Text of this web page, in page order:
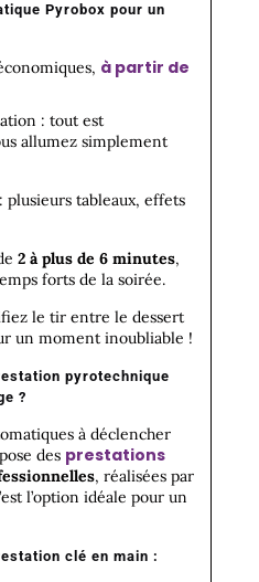
Pyrobox pour un
à partir de
: tout est
allumez simplement
plusieurs tableaux, effets
2 à plus de 6 minutes,
forts de la soirée.
le tir entre le dessert
un moment inoubliable !
pyrotechnique
?
à déclencher
des prestations
, réalisées par
l’option idéale pour un
clé en main :